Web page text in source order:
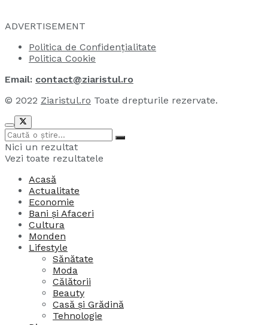
ADVERTISEMENT
Politica de Confidențialitate
Politica Cookie
Email: contact@ziaristul.ro
© 2022 Ziaristul.ro Toate drepturile rezervate.
Nici un rezultat
Vezi toate rezultatele
Acasă
Actualitate
Economie
Bani și Afaceri
Cultura
Monden
Lifestyle
Sănătate
Moda
Călătorii
Beauty
Casă și Grădină
Tehnologie